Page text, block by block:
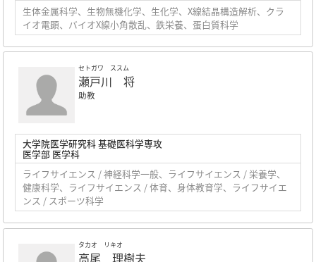
生体金属科学、生物無機化学、生化学、X線結晶構造解析、クラ
イオ電顕、バイオX線小角散乱、鉄栄養、蛋白質科学
セトガワ ススム
瀬戸川 将
助教
大学院医学研究科 基礎医科学専攻
医学部 医学科
ライフサイエンス / 神経科学一般、ライフサイエンス / 栄養学、
健康科学、ライフサイエンス / 体育、身体教育学、ライフサイエ
ンス / スポーツ科学
タカオ リキオ
高尾 理樹夫